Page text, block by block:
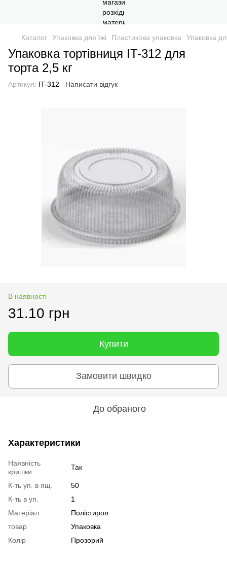
Каталог Упаковка для їжі Пластикова упаковка Упаковка
Упаковка тортівниця IT-312 для
торта 2,5 кг
Артикул: IT-312 Написати відгук
В наявності
31.10 грн
Купити
Замовити швидко
До обраного
Характеристики
Наявність
кришки
Так
К-ть уп. в ящ.
50
К-ть в уп.
1
Матеріал
Полістирол
товар
Упаковка
Колір
Прозорий